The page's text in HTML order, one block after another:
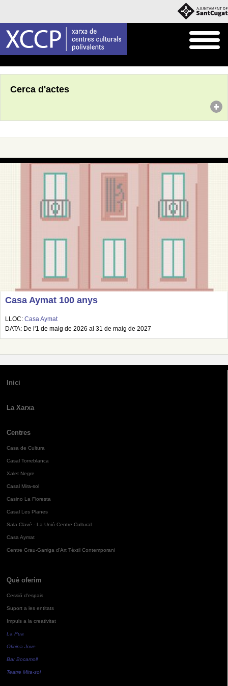
Cerca d'actes
Casa Aymat 100 anys
LLOC: Casa Aymat
DATA: De l'1 de maig de 2026 al 31 de maig de 2027
Inici
La Xarxa
Centres
Casa de Cultura
Casal Torreblanca
Xalet Negre
Casal Mira-sol
Casino La Floresta
Casal Les Planes
Sala Clavé - La Unió Centre Cultural
Casa Aymat
Centre Grau-Garriga d'Art Tèxtil Contemporani
Què oferim
Cessió d'espais
Suport a les entitats
Impuls a la creativitat
La Pua
Oficina Jove
Bar Bocamoll
Teatre Mira-sol